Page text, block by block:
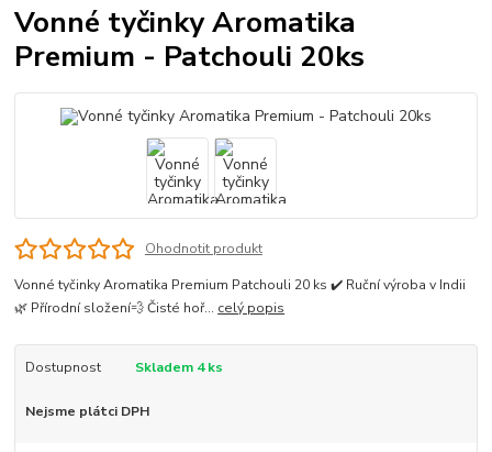
Vonné tyčinky Aromatika
Premium - Patchouli 20ks
Ohodnotit produkt
Vonné tyčinky Aromatika Premium Patchouli 20 ks ✔️ Ruční výroba v Indii
🌿 Přírodní složení💨 Čisté hoř... celý popis
Dostupnost Skladem 4 ks
Nejsme plátci DPH